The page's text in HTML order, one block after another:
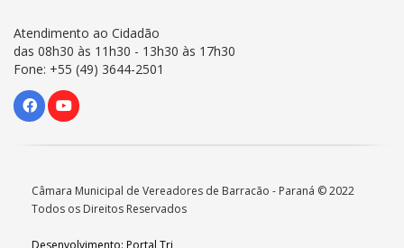
Atendimento ao Cidadão
das 08h30 às 11h30 - 13h30 às 17h30
Fone: +55 (49) 3644-2501
Câmara Municipal de Vereadores de Barracão - Paraná © 2022
Todos os Direitos Reservados